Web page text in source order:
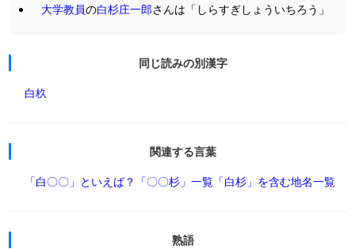
大学教員の白杉庄一郎さんは「しらすぎしょういちろう」
同じ読みの別漢字
白杦
関連する言葉
「白〇〇」といえば？ 「〇〇杉」一覧 「白杉」を含む地名一覧
熟語